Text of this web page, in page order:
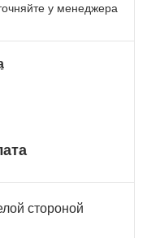
у менеджера
стороной